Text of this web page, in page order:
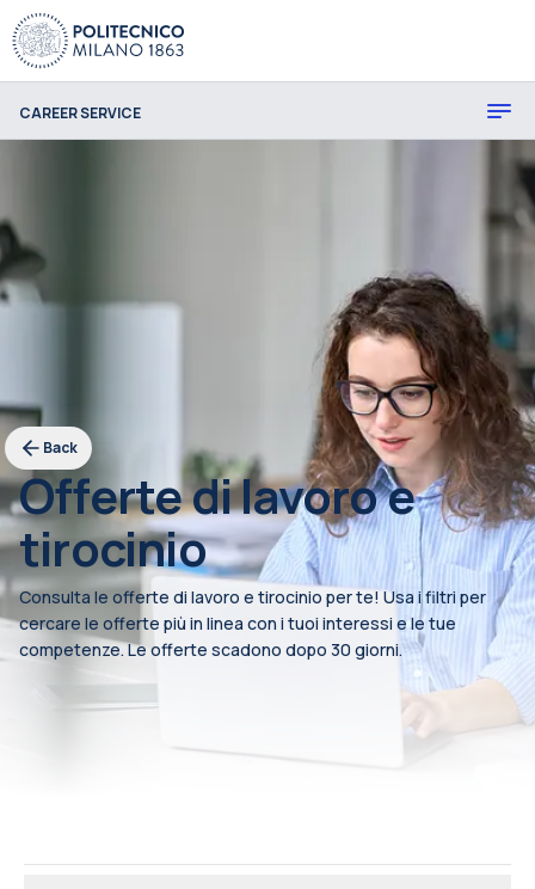
CAREER SERVICE
Back
Offerte di lavoro e
tirocinio
Consulta le offerte di lavoro e tirocinio per te! Usa i filtri per
cercare le offerte più in linea con i tuoi interessi e le tue
competenze. Le offerte scadono dopo 30 giorni.